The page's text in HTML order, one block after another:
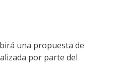
una propuesta de
por parte del